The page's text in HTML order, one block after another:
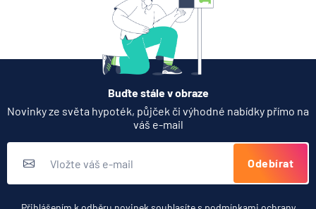
Buďte stále v obraze
Novinky ze světa hypoték, půjček či výhodné nabídky přímo na
váš e-mail
Odebírat